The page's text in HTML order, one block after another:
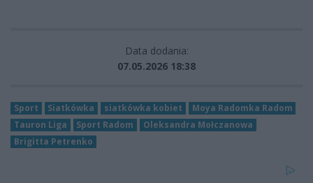
Data dodania:
07.05.2026 18:38
Sport Siatkówka siatkówka kobiet
Moya Radomka Radom
Tauron Liga
Sport Radom
Oleksandra Mołczanowa
Brigitta Petrenko